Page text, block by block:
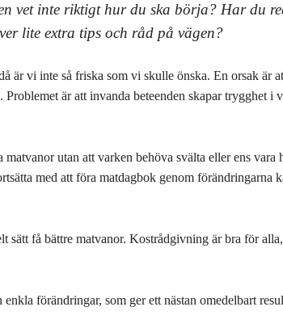
vet inte riktigt hur du ska börja? Har du
lite extra tips och råd på vägen?
är vi inte så friska som vi skulle önska. En orsak är
är att invanda beteenden skapar trygghet
matvanor utan att varken behöva svälta eller ens
med att föra matdagbok genom
sätt få bättre matvanor. Kostrådgivning är bra för
förändringar, som ger ett nästan omedelbart